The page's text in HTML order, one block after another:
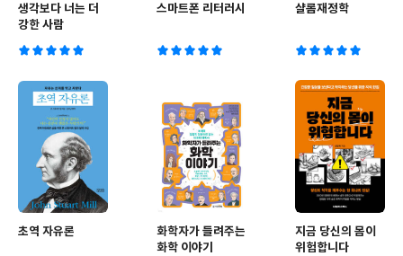
생각보다 너는 더
강한 사람
스마트폰 리터러시 샬롬재정학
초역 자유론
화학자가 들려주는
화학 이야기
지금 당신의 몸이
위험합니다